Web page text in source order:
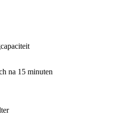
na 15 minuten